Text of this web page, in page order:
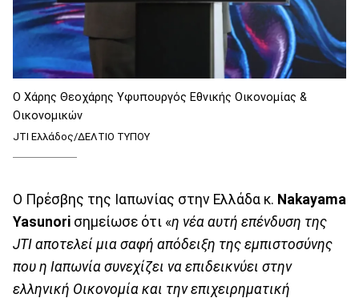
Ο Χάρης Θεοχάρης Υφυπουργός Εθνικής Οικονομίας &
Οικονομικών
JTI Ελλάδος/ΔΕΛΤΙΟ ΤΥΠΟΥ
Ο Πρέσβης της Ιαπωνίας στην Ελλάδα κ. Nakayama
Yasunori σημείωσε ότι «η νέα αυτή επένδυση της
JTI αποτελεί μια σαφή απόδειξη της εμπιστοσύνης
που η Ιαπωνία συνεχίζει να επιδεικνύει στην
ελληνική Οικονομία και την επιχειρηματική